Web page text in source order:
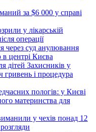
за $6 000 у справі
у лікарській
операції
через суд анулювання
в центрі Києва
дітей Захисників у
і процедура
пологів: у Києві
материнства для
у чехів понад 12